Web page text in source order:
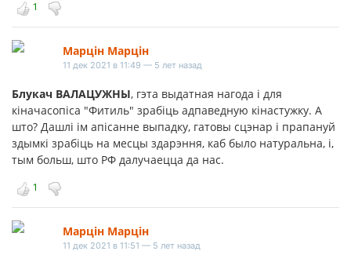
1
Марцiн Марцiн
11 дек 2021 в 11:49 — 5 лет назад
Блукач ВАЛАЦУЖНЫ, гэта выдатная нагода i для
кiначасопiса "Фитиль" зрабiць адпаведную кiнастужку. А
што? Дашлi iм апiсанне выпадку, гатовы сцэнар i прапануй
здымкi зрабiць на месцы здарэння, каб было натуральна, i,
тым больш, што РФ далучаецца да нас.
1
Марцiн Марцiн
11 дек 2021 в 11:51 — 5 лет назад